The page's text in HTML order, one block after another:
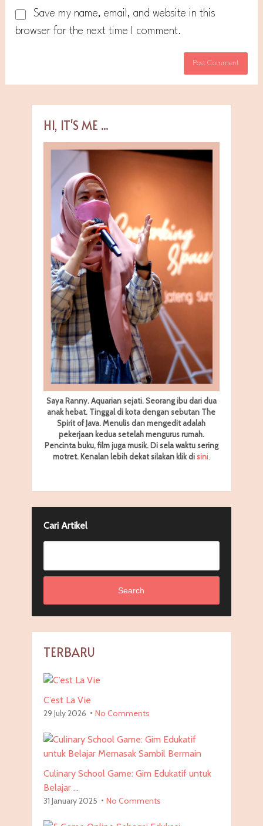
Save my name, email, and website in this
browser for the next time I comment.
HI, IT'S ME ...
Saya Ranny. Aquarian sejati. Seorang ibu dari dua
anak hebat. Tinggal di kota dengan sebutan The
Spirit of Java. Menulis dan mengedit adalah
pekerjaan kedua setelah mengurus rumah.
Pencinta buku, film juga musik. Di sela waktu sering
motret.Kenalan lebih dekat silakan klik disini
Cari Artikel
Search
TERBARU
C’est La Vie
29 July 2026 No Comments
Culinary School Game: Gim Edukatif untuk
Belajar …
31 January 2025 No Comments